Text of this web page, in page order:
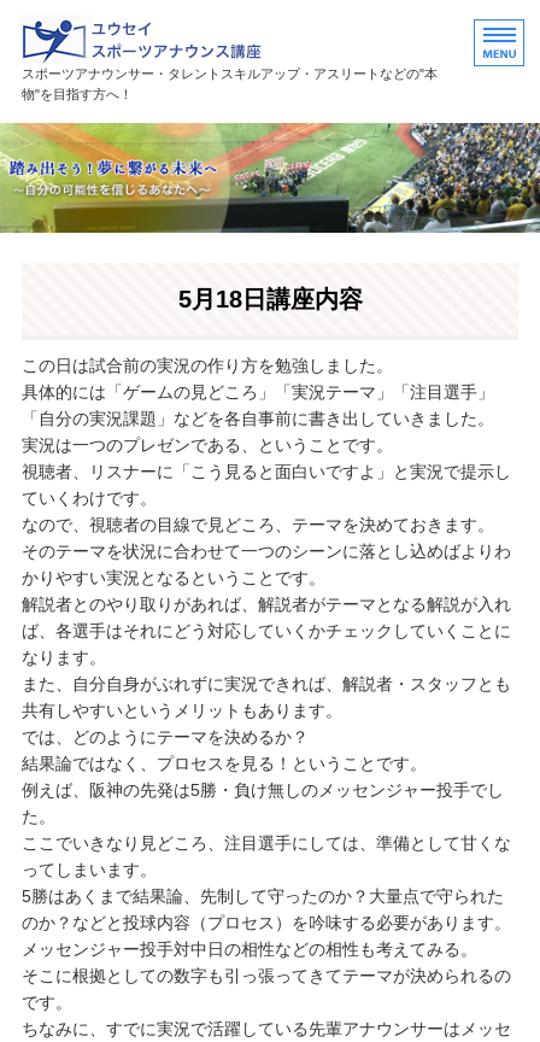
ユウセイスポーツアナウンスス
スポーツアナウンサー・タレントスキルアップ・アスリートなどの"本
物"を目指す方へ！
HOME
講座紹介
活躍中の卒業生・受講生5月18日講座内容
この日は試合前の実況の作り方を勉強しました。
具体的には「ゲームの見どころ」「実況テーマ」「注目選手」
「自分の実況課題」などを各自事前に書き出していきました。
実況は一つのプレゼンである、ということです。
視聴者、リスナーに「こう見ると面白いですよ」と実況で提示し
ていくわけです。
なので、視聴者の目線で見どころ、テーマを決めておきます。
そのテーマを状況に合わせて一つのシーンに落とし込めばよりわ
かりやすい実況となるということです。
解説者とのやり取りがあれば、解説者がテーマとなる解説が入れ
ば、各選手はそれにどう対応していくかチェックしていくことに
なります。
また、自分自身がぶれずに実況できれば、解説者・スタッフとも
共有しやすいというメリットもあります。
では、どのようにテーマを決めるか？
結果論ではなく、プロセスを見る！ということです。
例えば、阪神の先発は5勝・負け無しのメッセンジャー投手でし
た。
ここでいきなり見どころ、注目選手にしては、準備として甘くな
ってしまいます。
5勝はあくまで結果論、先制して守ったのか？大量点で守られた
のか？などと投球内容（プロセス）を吟味する必要があります。
メッセンジャー投手対中日の相性などの相性も考えてみる。
そこに根拠としての数字も引っ張ってきてテーマが決められるの
です。
ちなみに、すでに実況で活躍している先輩アナウンサーはメッセ